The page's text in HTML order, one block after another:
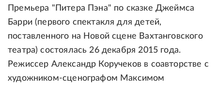
Премьера "Питера Пэна" по сказке Джеймса
Барри (первого спектакля для детей,
поставленного на Новой сцене Вахтанговского
театра) состоялась 26 декабря 2015 года.
Режиссер Александр Коручеков в соавторстве с
художником-сценографом Максимом